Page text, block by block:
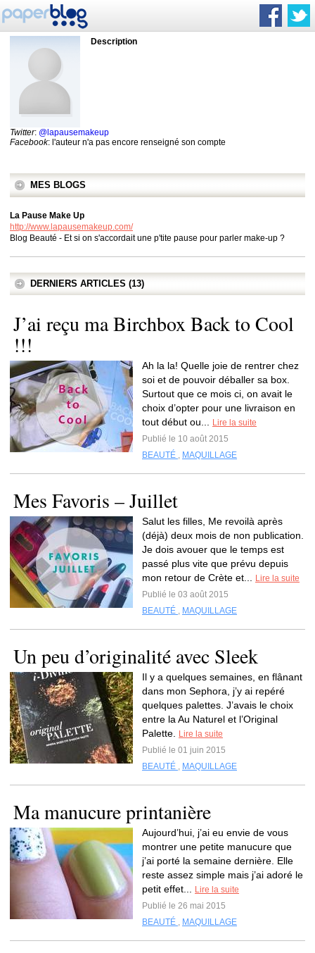
Description
Twitter: @lapausemakeup
Facebook: l'auteur n'a pas encore renseigné son compte
MES BLOGS
La Pause Make Up
http://www.lapausemakeup.com/
Blog Beauté - Et si on s'accordait une p'tite pause pour parler make-up ?
DERNIERS ARTICLES (13)
J’ai reçu ma Birchbox Back to Cool
!!!
Ah la la! Quelle joie de rentrer chez
soi et de pouvoir déballer sa box.
Surtout que ce mois ci, on avait le
choix d’opter pour une livraison en
tout début ou...
Lire la suite
Publié le 10 août 2015
BEAUTÉ , MAQUILLAGE
Mes Favoris – Juillet
Salut les filles, Me revoilà après
(déjà) deux mois de non publication.
Je dois avouer que le temps est
passé plus vite que prévu depuis
mon retour de Crète et...
Lire la suite
Publié le 03 août 2015
BEAUTÉ , MAQUILLAGE
Un peu d’originalité avec Sleek
Il y a quelques semaines, en flânant
dans mon Sephora, j’y ai repéré
quelques palettes. J’avais le choix
entre la Au Naturel et l’Original
Palette.
Lire la suite
Publié le 01 juin 2015
BEAUTÉ , MAQUILLAGE
Ma manucure printanière
Aujourd’hui, j’ai eu envie de vous
montrer une petite manucure que
j’ai porté la semaine dernière. Elle
reste assez simple mais j’ai adoré le
petit effet...
Lire la suite
Publié le 26 mai 2015
BEAUTÉ , MAQUILLAGE